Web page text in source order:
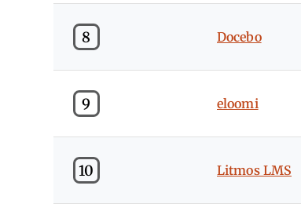
8 Docebo
9 eloomi
10 Litmos LMS